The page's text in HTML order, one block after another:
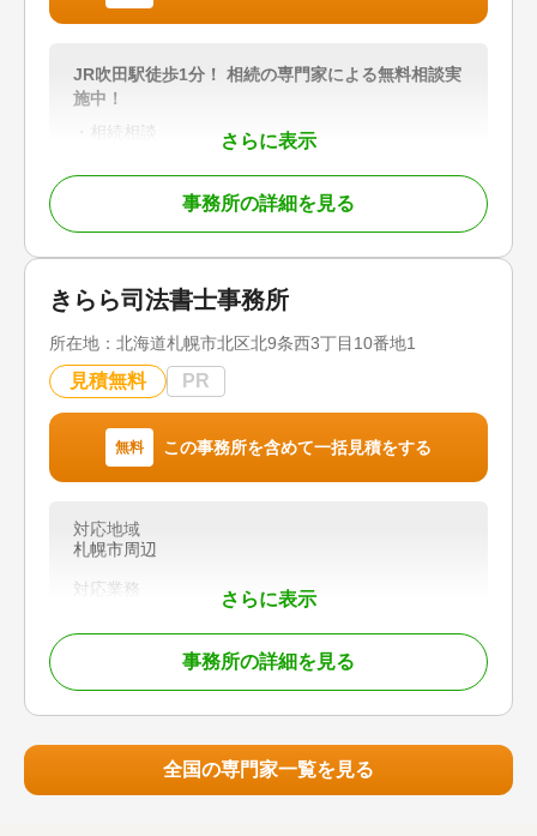
さらに表示
JR吹田駅徒歩1分！ 相続の専門家による無料相談実
施中！
・相続相談
・遺言作成
・不動産売却
【営業時間】平日9:00～18:00 土日祝は事前予約
対応地域
大阪府下全域、兵庫県、京都府
対応業務
遺言書 / 遺産分割 / 相続登記 / 相続放棄 / 成年後見 /
家族信託 / 相続手続き / 銀行手続き / 戸籍収集 / 相
対応体制
事務所面談可
事務所の詳細を見る
きらら司法書士事務所
所在地： 北海道札幌市北区北9条西3丁目10番地1
見積無料 PR
無料 この事務所を含めて一括見積をする
さらに表示
対応地域
札幌市周辺
対応業務
遺言書 / 遺産分割 / 相続財産調査 / 相続登記 / 成年
後見 / 相続手続き / 銀行手続き / 戸籍収集 / 相続人
事務所の詳細を見る
全国の専門家一覧を見る